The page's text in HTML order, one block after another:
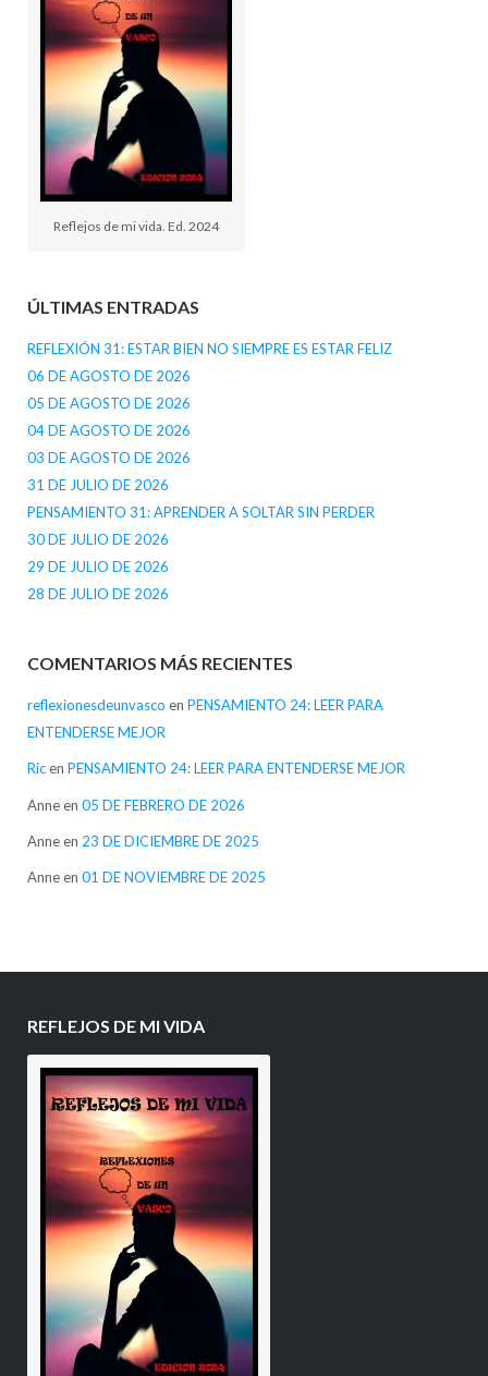
Reflejos de mi vida. Ed. 2024
ÚLTIMAS ENTRADAS
REFLEXIÓN 31: ESTAR BIEN NO SIEMPRE ES ESTAR FELIZ
06 DE AGOSTO DE 2026
05 DE AGOSTO DE 2026
04 DE AGOSTO DE 2026
03 DE AGOSTO DE 2026
31 DE JULIO DE 2026
PENSAMIENTO 31: APRENDER A SOLTAR SIN PERDER
30 DE JULIO DE 2026
29 DE JULIO DE 2026
28 DE JULIO DE 2026
COMENTARIOS MÁS RECIENTES
reflexionesdeunvasco en PENSAMIENTO 24: LEER PARA
ENTENDERSE MEJOR
Ricen PENSAMIENTO 24: LEER PARA ENTENDERSE MEJOR
Anneen 05 DE FEBRERO DE 2026
Anneen 23 DE DICIEMBRE DE 2025
Anneen 01 DE NOVIEMBRE DE 2025
REFLEJOS DE MI VIDA